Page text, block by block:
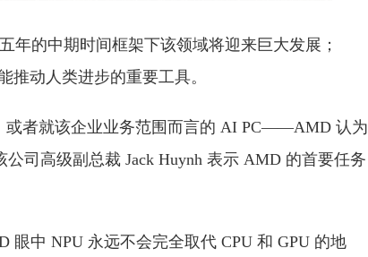
年的中期时间框架下该领域将迎来巨大发展；
动人类进步的重要工具。
者就该企业业务范围而言的 AI PC——AMD 认为
公司高级副总裁 Jack Huynh 表示 AMD 的首要任务
眼中 NPU 永远不会完全取代 CPU 和 GPU 的地